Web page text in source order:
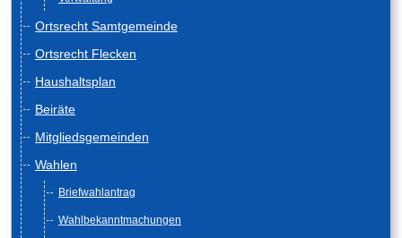
Ortsrecht Samtgemeinde
Ortsrecht Flecken
Haushaltsplan
Beiräte
Mitgliedsgemeinden
Wahlen
Briefwahlantrag
Wahlbekanntmachungen